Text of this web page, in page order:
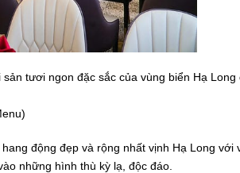
tươi ngon đặc sắc của vùng biển Hạ Long
hang động đẹp và rộng nhất vịnh Hạ Long với
những hình thù kỳ lạ, độc đáo.